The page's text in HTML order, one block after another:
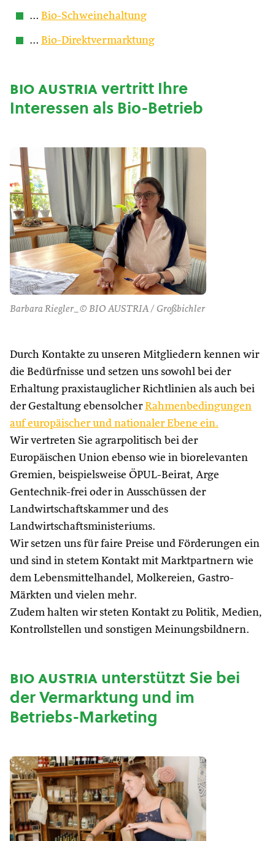
… Bio-Schweinehaltung
… Bio-Direktvermarktung
bio austriavertritt Ihre
Interessen als Bio-Betrieb
Barbara Riegler_© BIO AUSTRIA / Großbichler
Durch Kontakte zu unseren Mitgliedern kennen wir
die Bedürfnisse und setzen uns sowohl bei der
Erhaltung praxistauglicher Richtlinien als auch bei
der Gestaltung ebensolcher Rahmenbedingungen
auf europäischer und nationaler Ebene ein.
Wir vertreten Sie agrarpolitisch bei der
Europäischen Union ebenso wie in biorelevanten
Gremien, beispielsweise ÖPUL-Beirat, Arge
Gentechnik-frei oder in Ausschüssen der
Landwirtschaftskammer und des
Landwirtschaftsministeriums.
Wir setzen uns für faire Preise und Förderungen ein
und sind in stetem Kontakt mit Marktpartnern wie
dem Lebensmittelhandel, Molkereien, Gastro-
Märkten und vielen mehr.
Zudem halten wir steten Kontakt zu Politik, Medien,
Kontrollstellen und sonstigen Meinungsbildnern.
bio austriaunterstützt Sie bei
der Vermarktung und im
Betriebs-Marketing